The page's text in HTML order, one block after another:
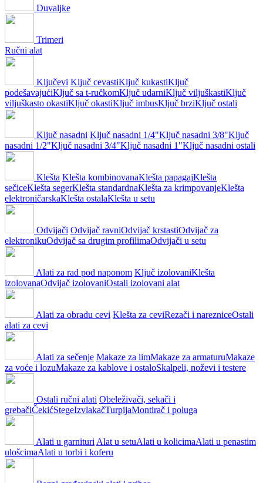
Duvaljke
Trimeri
Ručni alat
Ključevi Ključ cevastiKljuč kukastiKljuč
podešavajućiKljuč sa t-ručkomKljuč udarniKljuč viljuškastiKljuč
viljuškasto okastiKljuč okastiKljuč imbusKljuč brziKljuč ostali
Ključ nasadni Ključ nasadni 1/4"Ključ nasadni 3/8"Ključ
nasadni 1/2"Ključ nasadni 3/4"Ključ nasadni 1"Ključ nasadni ostali
Klešta Klešta kombinovanaKlešta papagajKlešta
sečiceKlešta segerKlešta standardnaKlešta za krimpovanjeKlešta
elektroničarskaKlešta ostalaKlešta u setu
Odvijači Odvijač ravniOdvijač krstastiOdvijač za
elektronikuOdvijač sa drugim profilimaOdvijači u setu
Alati za rad pod naponom Ključ izolovaniKlešta
izolovanaOdvijač izolovaniOstali izolovani alat
Alati za obradu cevi Klešta za ceviRezači i narezniceOstali
alati za cevi
Alati za sečenje Makaze za limMakaze za armaturuMakaze
za voće i lozuMakaze za kablove i ostaloSkalpeli, noževi i testere
Ostali ručni alati Obeleživači, sekači i
grebačiČekićStegeIzvlakačTurpijaMontirač i poluga
Alati u garnituri Alat u setuAlati u kolicimaAlati u penastim
ulošcimaAlati u torbi i koferu